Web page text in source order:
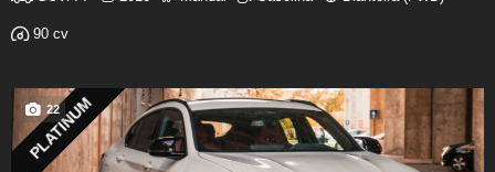
90 cv
22
PLATINUM